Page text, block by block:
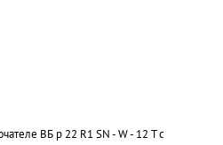
ВБ р 22 R1 SN - W - 12 T с